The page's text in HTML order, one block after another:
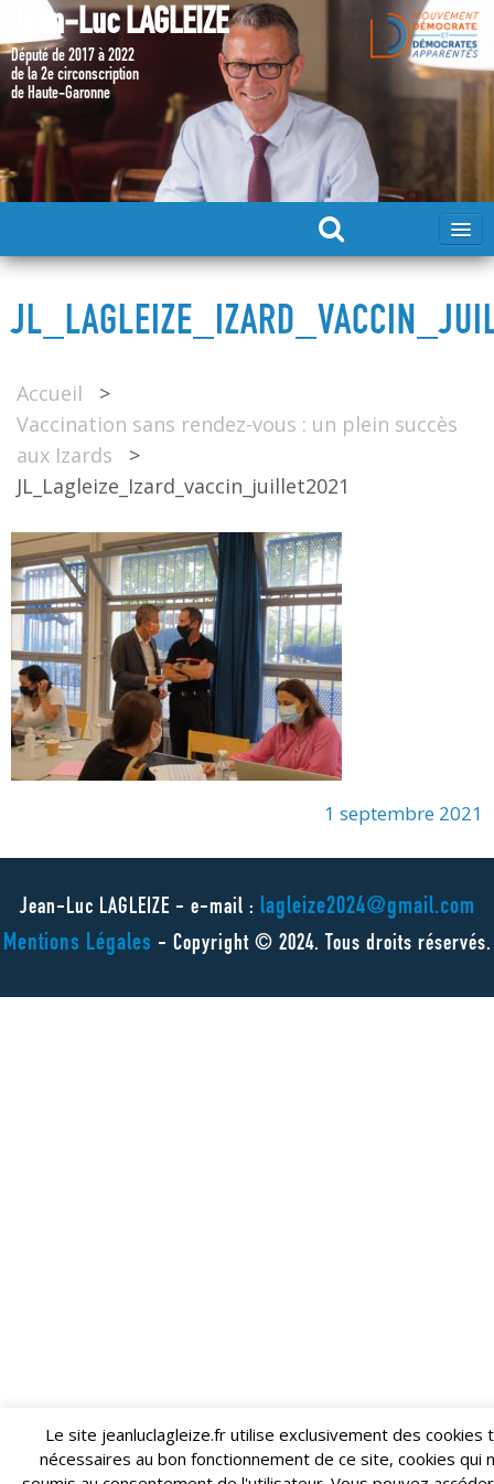
Jean-Luc LAGLEIZE
Député de 2017 à 2022
de la 2e circonscription
de Haute-Garonne
MA CANDIDATURE 2024
DÉPUTÉ 2017 – 2022
MES ACTIONS 2017 – 2022
Accueil
>
Vaccination sans rendez-vous : un plein succès
aux Izards
>
JL_Lagleize_Izard_vaccin_juillet2021
1 septembre 2021
Jean-Luc LAGLEIZE - e-mail : lagleize2024@gmail.com
Mentions Légales - Copyright © 2024. Tous droits réservés.
Le site jeanluclagleize.fr utilise exclusivement des cookies
nécessaires au bon fonctionnement de ce site, cookies qui